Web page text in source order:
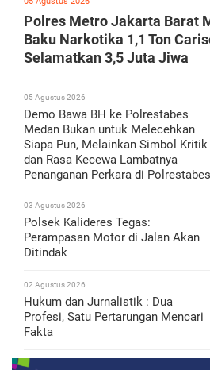
Polres Metro Jakarta Barat
Baku Narkotika 1,1 Ton
Selamatkan 3,5 Juta Jiwa
05 Agustus 2026
Demo Bawa BH ke Polrestabes
Medan Bukan untuk Melecehkan
Siapa Pun, Melainkan Simbol Kritik
dan Rasa Kecewa Lambatnya
Penanganan Perkara di
03 Agustus 2026
Polsek Kalideres Tegas:
Perampasan Motor di Jalan Akan
Ditindak
02 Agustus 2026
Hukum dan Jurnalistik : Dua
Profesi, Satu Pertarungan Mencari
Fakta